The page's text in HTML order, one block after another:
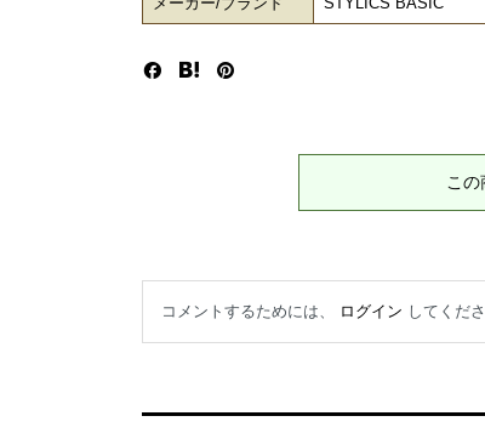
こ
コメントするためには、 ログイン してくださ